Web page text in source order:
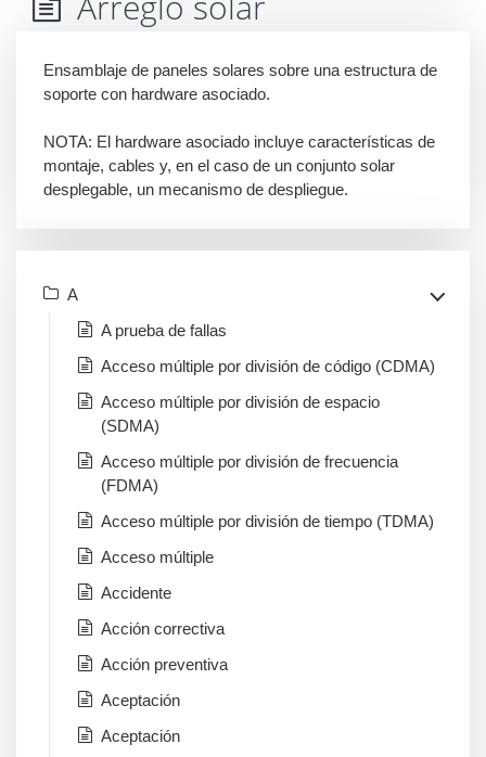
Ensamblaje de paneles solares sobre una estructura de
soporte con hardware asociado.
NOTA: El hardware asociado incluye características de
montaje, cables y, en el caso de un conjunto solar
desplegable, un mecanismo de despliegue.
A
A prueba de fallas
Acceso múltiple por división de código (CDMA)
Acceso múltiple por división de espacio
(SDMA)
Acceso múltiple por división de frecuencia
(FDMA)
Acceso múltiple por división de tiempo (TDMA)
Acceso múltiple
Accidente
Acción correctiva
Acción preventiva
Aceptación
Aceptación